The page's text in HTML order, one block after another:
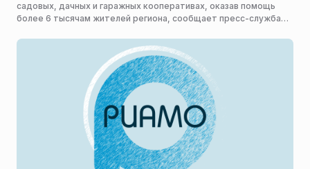
садовых, дачных и гаражных кооперативах, оказав помощь
более 6 тысячам жителей региона, сообщает пресс-служба
области.